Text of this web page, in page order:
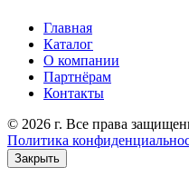
Главная
Каталог
О компании
Партнёрам
Контакты
© 2026 г. Все права
Политика
Закрыть